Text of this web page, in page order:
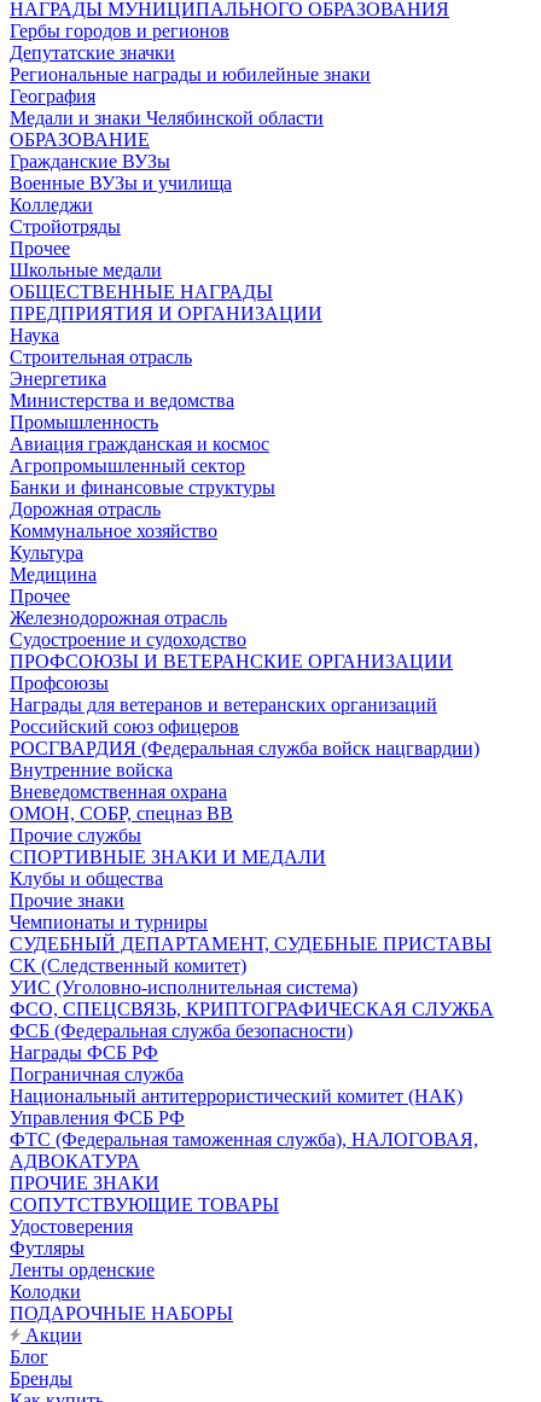
НАГРАДЫ МУНИЦИПАЛЬНОГО ОБРАЗОВАНИЯ
Гербы городов и регионов
Депутатские значки
Региональные награды и юбилейные знаки
География
Медали и знаки Челябинской области
ОБРАЗОВАНИЕ
Гражданские ВУЗы
Военные ВУЗы и училища
Колледжи
Стройотряды
Прочее
Школьные медали
ОБЩЕСТВЕННЫЕ НАГРАДЫ
ПРЕДПРИЯТИЯ И ОРГАНИЗАЦИИ
Наука
Строительная отрасль
Энергетика
Министерства и ведомства
Промышленность
Авиация гражданская и космос
Агропромышленный сектор
Банки и финансовые структуры
Дорожная отрасль
Коммунальное хозяйство
Культура
Медицина
Прочее
Железнодорожная отрасль
Судостроение и судоходство
ПРОФСОЮЗЫ И ВЕТЕРАНСКИЕ ОРГАНИЗАЦИИ
Профсоюзы
Награды для ветеранов и ветеранских организаций
Российский союз офицеров
РОСГВАРДИЯ (Федеральная служба войск нацгвардии)
Внутренние войска
Вневедомственная охрана
ОМОН, СОБР, спецназ ВВ
Прочие службы
СПОРТИВНЫЕ ЗНАКИ И МЕДАЛИ
Клубы и общества
Прочие знаки
Чемпионаты и турниры
СУДЕБНЫЙ ДЕПАРТАМЕНТ, СУДЕБНЫЕ ПРИСТАВЫ
СК (Следственный комитет)
УИС (Уголовно-исполнительная система)
ФСО, СПЕЦСВЯЗЬ, КРИПТОГРАФИЧЕСКАЯ СЛУЖБА
ФСБ (Федеральная служба безопасности)
Награды ФСБ РФ
Пограничная служба
Национальный антитеррористический комитет (НАК)
Управления ФСБ РФ
ФТС (Федеральная таможенная служба), НАЛОГОВАЯ,
АДВОКАТУРА
ПРОЧИЕ ЗНАКИ
СОПУТСТВУЮЩИЕ ТОВАРЫ
Удостоверения
Футляры
Ленты орденские
Колодки
ПОДАРОЧНЫЕ НАБОРЫ
Акции
Блог
Бренды